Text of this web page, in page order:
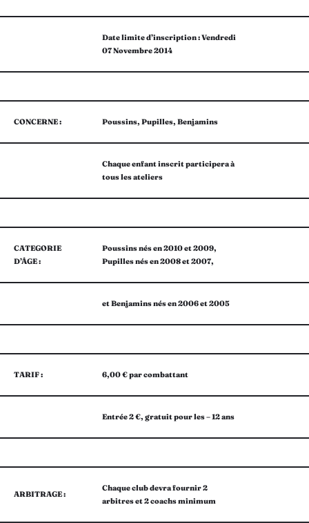
Date limite d’inscription : Vendredi
07 Novembre 2014
CONCERNE : Poussins, Pupilles, Benjamins
Chaque enfant inscrit participera à
tous les ateliers
CATEGORIE
D’ÂGE :
Poussins nés en 2010 et 2009,
Pupilles nés en 2008 et 2007,
et Benjamins nés en 2006 et 2005
TARIF : 6,00 € par combattant
Entrée 2 €, gratuit pour les – 12 ans
ARBITRAGE :
Chaque club devra fournir 2
arbitres et 2 coachs minimum